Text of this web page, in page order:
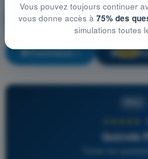
Droit aérien et procédures
circulation aérienne
S'entraîner ! 🔒
Quizvds
Vous pouvez toujours continuer
vous donne accès à 75% des
simulations toutes